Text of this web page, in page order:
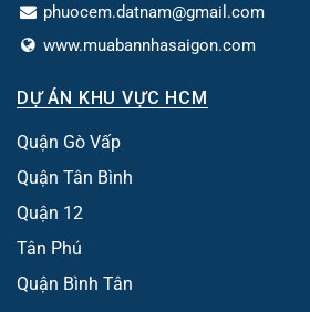
phuocem.datnam@gmail.com
www.muabannhasaigon.com
DỰ ÁN KHU VỰC HCM
Quận Gò Vấp
Quận Tân Bình
Quận 12
Tân Phú
Quận Bình Tân